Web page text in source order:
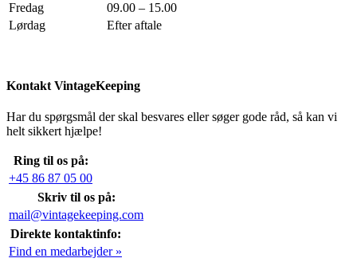
Fredag
09.00 – 15.00
Lørdag
Efter aftale
Kontakt VintageKeeping
Har du spørgsmål der skal besvares eller søger gode råd, så kan vi
helt sikkert hjælpe!
Ring til os på:
+45 86 87 05 00
Skriv til os på:
mail@vintagekeeping.com
Direkte kontaktinfo:
Find en medarbejder »